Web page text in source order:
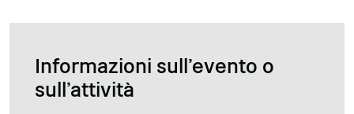
Informazioni sull'evento o
sull'attività